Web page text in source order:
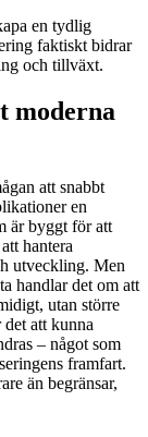
en tydlig
faktiskt bidrar
och tillväxt.
moderna
att snabbt
en
är byggt för att
hantera
utveckling. Men
handlar det om att
utan större
att kunna
– något som
framfart.
än begränsar,